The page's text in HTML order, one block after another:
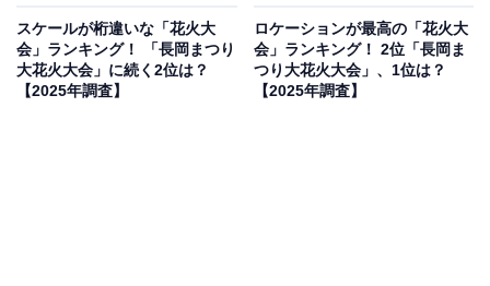
県)、「スカイツリーをバックにした花火の写真は美しい
から」(40代男性／神奈川県)、「大きく咲く花火が多く
色合いのきれいさに驚き見入ったのを覚えています。鍵
スケールが桁違いな「花火大
会」ランキング！ 「長岡まつり
大花火大会」に続く2位は？
【2025年調査】
ロケーションが最高の「花火大
会」ランキング！ 2位「長岡ま
つり大花火大会」、1位は？
【2025年調査】